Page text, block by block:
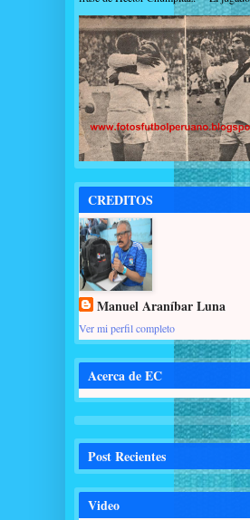
CREDITOS
Manuel Araníbar Luna
Ver mi perfil completo
Acerca de EC
Post Recientes
Video